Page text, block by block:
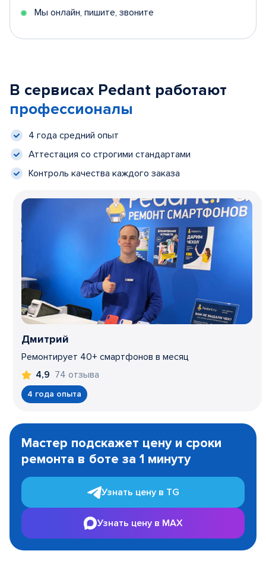
Мы онлайн, пишите, звоните
В сервисах Pedant работают
профессионалы
4 года средний опыт
Аттестация со строгими стандартами
Контроль качества каждого заказа
Дмитрий
Ремонтирует 40+ смартфонов в месяц
4,9 74 отзыва
4 года опыта
1
Мастер подскажет цену и сроки
ремонта в боте за 1 минуту
Узнать цену в TG
Узнать цену в MAX